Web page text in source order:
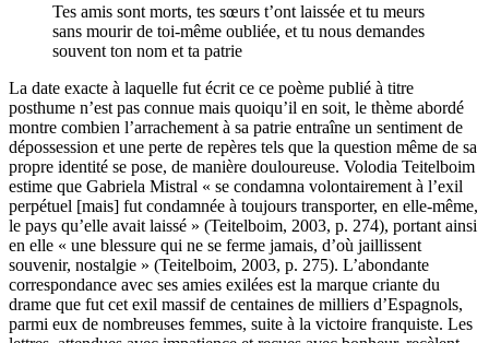
Tes amis sont morts, tes sœurs t’ont laissée et tu meurs
sans mourirde toi-même oubliée, et tu nous demandes
souvent ton nom et ta patrie
La date exacte à laquelle fut écrit ce ce poème publié à titre
posthume n’est pas connue mais quoiqu’il en soit, le thème abordé
montre combien l’arrachement à sa patrie entraîne un sentiment de
dépossession et une perte de repères tels que la question même de sa
propre identité se pose, de manière douloureuse. Volodia Teitelboim
estime que Gabriela Mistral « se condamna volontairement à l’exil
perpétuel [mais] fut condamnée à toujours transporter, en elle-même,
le pays qu’elle avait laissé » (Teitelboim, 2003, p. 274), portant ainsi
en elle « une blessure qui ne se ferme jamais, d’où jaillissent
souvenir, nostalgie » (Teitelboim, 2003, p. 275). L’abondante
correspondance avec ses amies exilées est la marque criante du
drame que fut cet exil massif de centaines de milliers d’Espagnols,
parmi eux de nombreuses femmes, suite à la victoire franquiste. Les